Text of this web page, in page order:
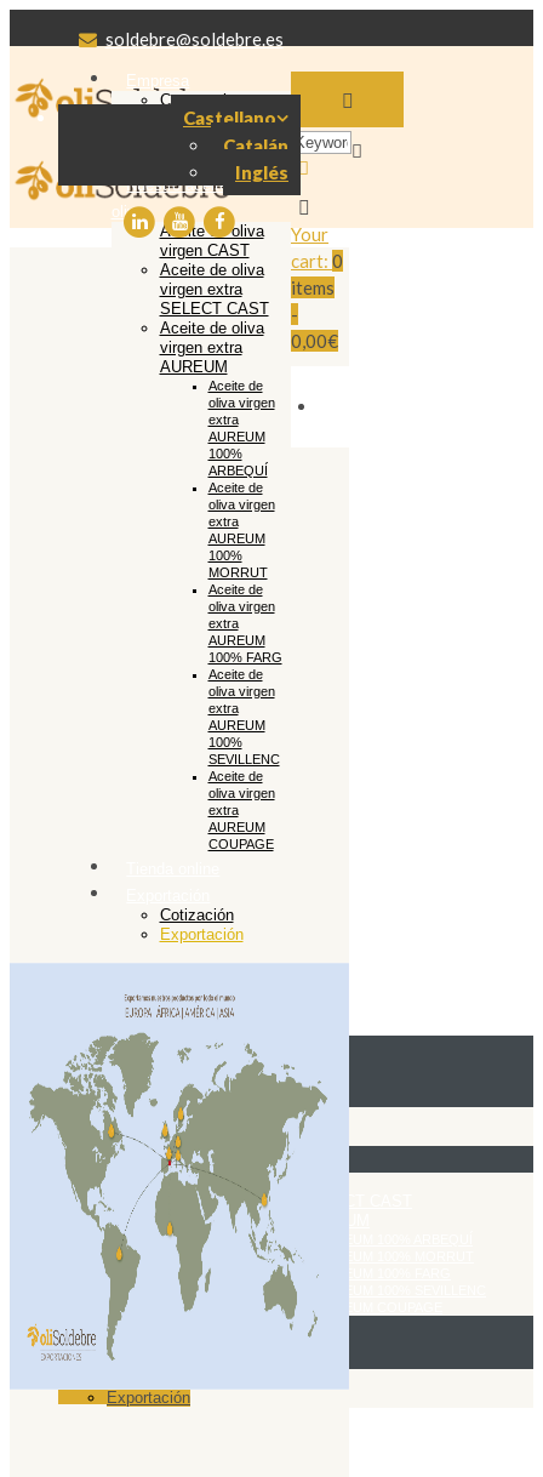
soldebre@soldebre.es
Castellano
Catalán
Inglés
Empresa
Cooperativa
Soldebre
Producción aceite
Nuestro aceite de
oliva
Aceite de oliva
virgen CAST
Aceite de oliva
virgen extra
SELECT CAST
Aceite de oliva
virgen extra
AUREUM
Aceite de
oliva virgen
extra
AUREUM
100%
ARBEQUÍ
Aceite de
oliva virgen
extra
AUREUM
100%
MORRUT
Aceite de
oliva virgen
extra
AUREUM
100% FARG
Aceite de
oliva virgen
extra
AUREUM
100%
SEVILLENC
Aceite de
oliva virgen
extra
AUREUM
COUPAGE
Cotización
Exportación
Your
cart: 0
items
-
0,00€
Empresa
Cooperativa Soldebre
Producción aceite de oliva
Nuestro aceite de oliva
Aceite de oliva virgen CAST
Aceite de oliva virgen extra SELECT CAST
Aceite de oliva virgen extra AUREUM
Aceite de oliva virgen extra AUREUM 100% ARBEQUÍ
Aceite de oliva virgen extra AUREUM 100% MORRUT
Aceite de oliva virgen extra AUREUM 100% FARG
Aceite de oliva virgen extra AUREUM 100% SEVILLENC
Aceite de oliva virgen extra AUREUM COUPAGE
Tienda online
Exportación
Exportación